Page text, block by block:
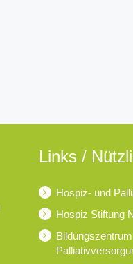
Links /
Hospiz- und
Hospiz Stiftung